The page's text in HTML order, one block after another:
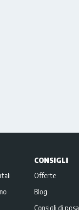
CONSIGLI
Offerte
Blog
Consigli di posa